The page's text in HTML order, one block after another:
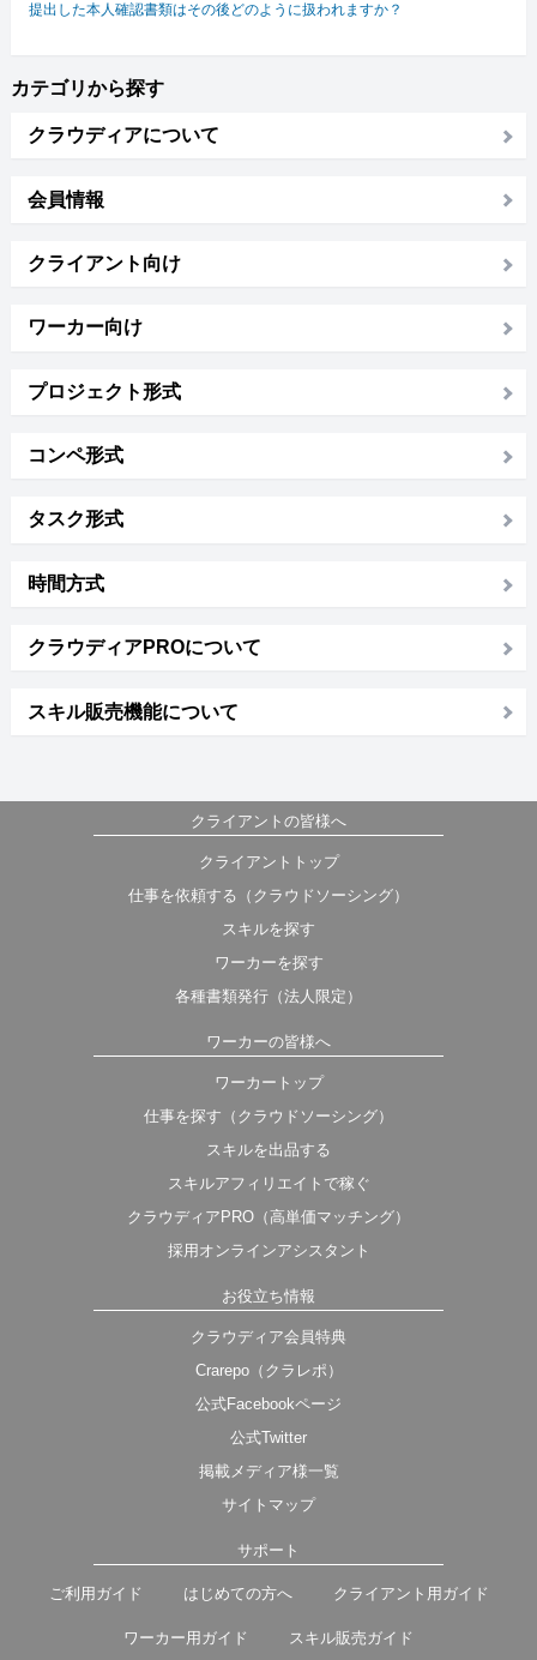
提出した本人確認書類はその後どのように扱われますか？
カテゴリから探す
クラウディアについて
会員情報
クライアント向け
ワーカー向け
プロジェクト形式
コンペ形式
タスク形式
時間方式
クラウディアPROについて
スキル販売機能について
クライアントの皆様へ
クライアントトップ
仕事を依頼する（クラウドソーシング）
スキルを探す
ワーカーを探す
各種書類発行（法人限定）
ワーカーの皆様へ
ワーカートップ
仕事を探す（クラウドソーシング）
スキルを出品する
スキルアフィリエイトで稼ぐ
クラウディアPRO（高単価マッチング）
採用オンラインアシスタント
お役立ち情報
クラウディア会員特典
Crarepo（クラレポ）
公式Facebookページ
公式Twitter
掲載メディア様一覧
サイトマップ
サポート
ご利用ガイド はじめての方へ クライアント用ガイド
ワーカー用ガイド スキル販売ガイド